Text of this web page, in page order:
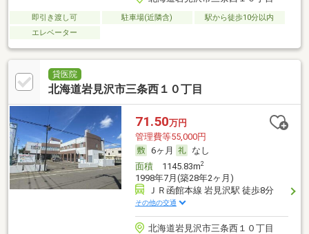
即引き渡し可 駐車場(近隣含)
駅から徒歩10分以内
エレベーター
貸医院
北海道岩見沢市三条西１０丁目
71.50万円
管理費等55,000円
6ヶ月
なし
面積1145.83m2
1998年7月(築28年2ヶ月)
ＪＲ函館本線 岩見沢駅 徒歩8分
その他の交通
北海道岩見沢市三条西１０丁目